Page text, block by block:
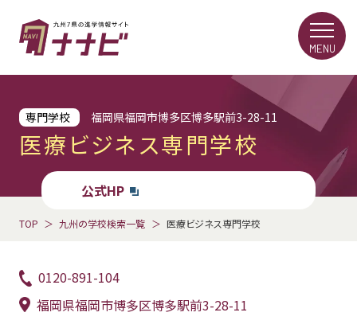
専門学校 福岡県福岡市博多区博多駅前3-28-11
医療ビジネス専門学校
公式HP
TOP 九州の学校検索一覧 医療ビジネス専門学校
0120-891-104
福岡県福岡市博多区博多駅前3-28-11
MENU